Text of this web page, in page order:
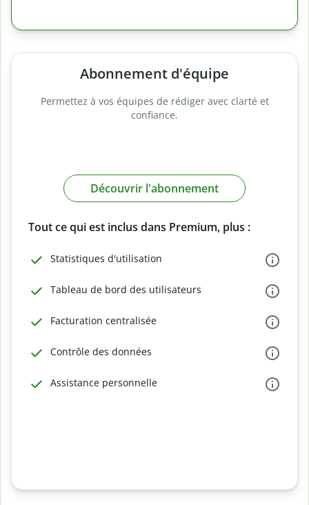
Abonnement d'équipe
Permettez à vos équipes de rédiger avec clarté et
confiance.
Découvrir l'abonnement
Tout ce qui est inclus dans Premium, plus :
Statistiques d'utilisation
Tableau de bord des utilisateurs
Facturation centralisée
Contrôle des données
Assistance personnelle